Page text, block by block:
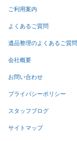
ご利用案内
よくあるご質問
遺品整理のよくあるご質問
会社概要
お問い合わせ
プライバシーポリシー
スタッフブログ
サイトマップ